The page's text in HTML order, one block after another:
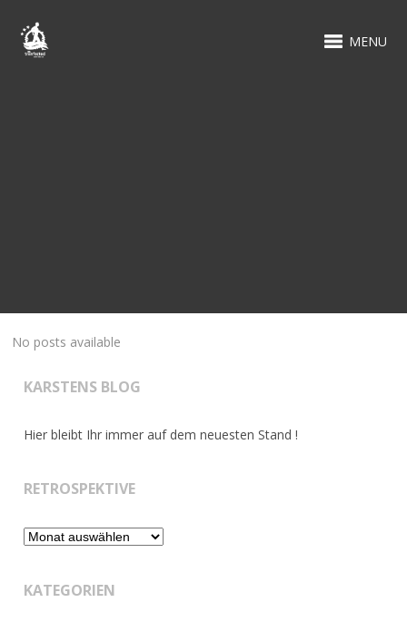
MENU
No posts available
KARSTENS BLOG
Hier bleibt Ihr immer auf dem neuesten Stand !
RETROSPEKTIVE
Retrospektive
KATEGORIEN